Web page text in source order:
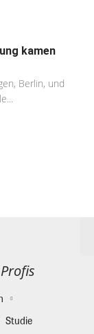
kamen
Berlin, und
Studie